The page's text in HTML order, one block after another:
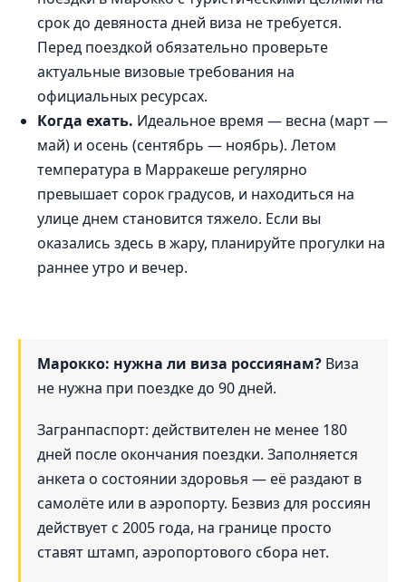
срок до девяноста дней виза не требуется.
Перед поездкой обязательно проверьте
актуальные визовые требования на
официальных ресурсах.
Когда ехать. Идеальное время — весна (март —
май) и осень (сентябрь — ноябрь). Летом
температура в Марракеше регулярно
превышает сорок градусов, и находиться на
улице днем становится тяжело. Если вы
оказались здесь в жару, планируйте прогулки на
раннее утро и вечер.
Марокко: нужна ли виза россиянам? Виза
не нужна при поездке до 90 дней.
Загранпаспорт: действителен не менее 180
дней после окончания поездки. Заполняется
анкета о состоянии здоровья — её раздают в
самолёте или в аэропорту. Безвиз для россиян
действует с 2005 года, на границе просто
ставят штамп, аэропортового сбора нет.